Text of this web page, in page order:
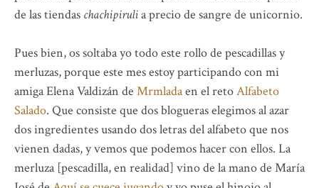
de las tiendas chachipirulia precio de sangre de unicornio.
Pues bien, os soltaba yo todo este rollo de pescadillas y
merluzas, porque este mes estoy participando con mi
amiga Elena Valdizán de Mrmladaen el retoAlfabeto
Salado. Que consiste que dos blogueras elegimos al azar
dos ingredientes usando dos letras del alfabeto que nos
vienen dadas, y vemos que podemos hacer con ellos. La
merluza [pescadilla, en realidad] vino de la mano de María